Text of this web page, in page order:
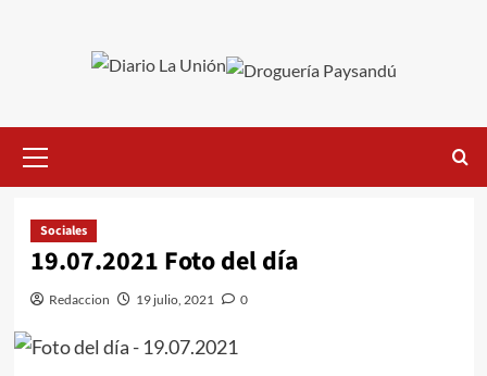
primario
Sociales
19.07.2021 Foto del día
Redaccion 19 julio, 2021 0